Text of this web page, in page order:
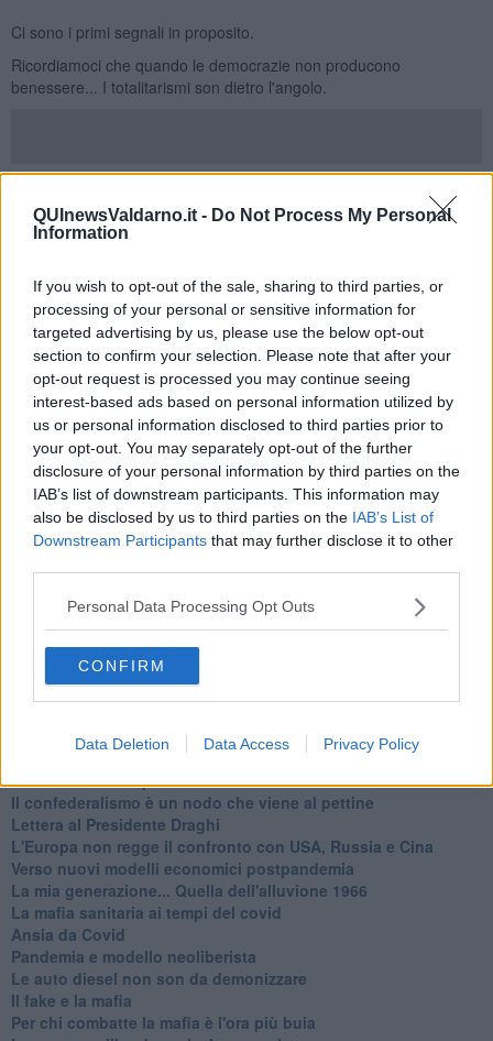
QUInewsValdarno.it - Do Not Process My Personal
Information
If you wish to opt-out of the sale, sharing to third parties, or
processing of your personal or sensitive information for
targeted advertising by us, please use the below opt-out
section to confirm your selection. Please note that after your
opt-out request is processed you may continue seeing
interest-based ads based on personal information utilized by
us or personal information disclosed to third parties prior to
your opt-out. You may separately opt-out of the further
disclosure of your personal information by third parties on the
IAB’s list of downstream participants. This information may
also be disclosed by us to third parties on the IAB’s List of
Downstream Participants that may further disclose it to other
Personal Data Processing Opt Outs
CONFIRM
Data Deletion Data Access Privacy Policy
Ci sono i primi segnali in proposito.
Ricordiamoci che quando le democrazie non producono
benessere... I totalitarismi son dietro l'angolo.
Se vuoi leggere le notizie principali della Toscana iscriviti alla
Newsletter QUInews - ToscanaMedia.Arriva gratis tutti i giorni
alle 20:00 direttamente nella tua casella di posta.
Basta cliccareQUI
Ti potrebbe interessare anche:
Articoli dal Blog “Legalità e non solo” di Salvatore Calleri
Il “dopo” Matteo Messina Denaro
Vademecum antimafia per gli elettori
I superbonus rischiano di favorire la mafia
Occorre potenziare il controllo del territorio
​Nuovi scenari narcos a Firenze?
Alla 'ndrangheta piace la Toscana
Siamo in una situazione di Red Alert
La chimera dell'esercito europeo
Politicamente scorrevole
La festa dell'Europa
Il confederalismo è un nodo che viene al pettine
Lettera al Presidente Draghi
L'Europa non regge il confronto con USA, Russia e Cina
Verso nuovi modelli economici postpandemia
​La mia generazione... Quella dell'alluvione 1966
​La mafia sanitaria ai tempi del covid
Ansia da Covid
Pandemia e modello neoliberista
Le auto diesel non son da demonizzare
​Il fake e la mafia
Per chi combatte la mafia è l'ora più buia